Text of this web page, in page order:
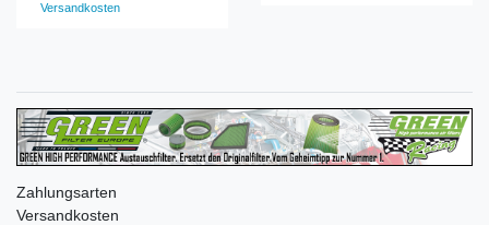
Versandkosten
Zahlungsarten
Versandkosten